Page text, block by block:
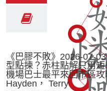
《巴膠不敗》2026-07-
型點揀？赤柱點解只用短
機場巴士最平來回市區
Hayden， Terry